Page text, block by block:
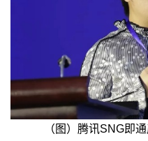
（图）腾讯SNG即